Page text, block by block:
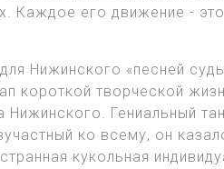
Каждое его движение -
Нижинского «песней
короткой творческой
Гениальный
ко всему, он
кукольная